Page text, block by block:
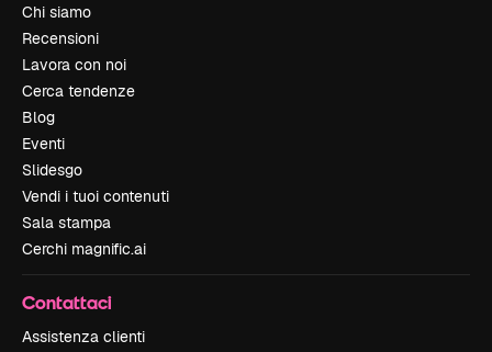
Chi siamo
Recensioni
Lavora con noi
Cerca tendenze
Blog
Eventi
Slidesgo
Vendi i tuoi contenuti
Sala stampa
Cerchi magnific.ai
Contattaci
Assistenza clienti